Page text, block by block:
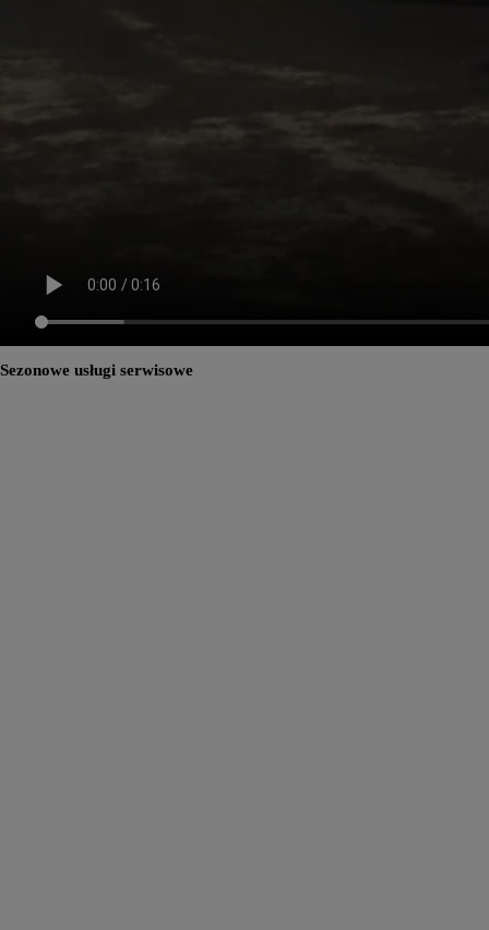
Sezonowe usługi serwisowe